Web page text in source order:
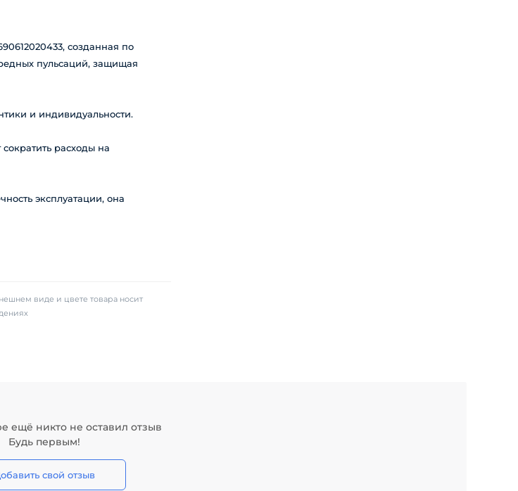
созданная по
пульсаций, защищая
и индивидуальности.
расходы на
эксплуатации, она
виде и цвете товара носит
ещё никто не оставил отзыв
Будь первым!
свой отзыв